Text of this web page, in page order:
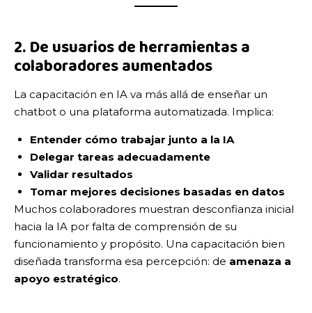
2. De usuarios de herramientas a
colaboradores aumentados
La capacitación en IA va más allá de enseñar un
chatbot o una plataforma automatizada. Implica:
Entender cómo trabajar junto a la IA
Delegar tareas adecuadamente
Validar resultados
Tomar mejores decisiones basadas en datos
Muchos colaboradores muestran desconfianza inicial
hacia la IA por falta de comprensión de su
funcionamiento y propósito. Una capacitación bien
diseñada transforma esa percepción: de amenaza a
apoyo estratégico.